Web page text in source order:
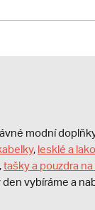
modní
, lesklé a
,tašky a pouzdra
vybíráme a